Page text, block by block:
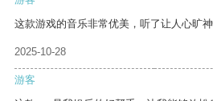
这款游戏的音乐非常优美，听了让人心旷神
2025-10-28
游客